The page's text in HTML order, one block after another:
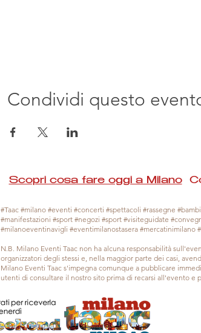
Condividi questo
Scopri cosa fare oggi a Milano
#Taac #milano #eventi #concerti #spettacoli #rassegne
#manifestazioni #sport #negozi #sport #visiteguidate
#milanoeventinavigli #eventimilanostasera #mercatinimilano
N.B. Milano Eventi Taac non ha alcuna responsabilità
organizzatori degli stessi e, nella maggior parte dei casi,
Milano Eventi Taac s'impegna comunque a pubblicare
utenti di consultare il nostro sito prima di recarsi all'evento e